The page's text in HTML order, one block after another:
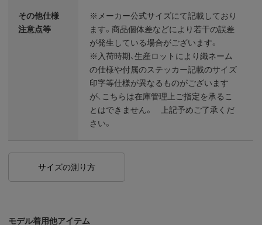
その他仕様
注意点等
※メーカー公式サイズにて記載しており
ます。商品個体差などにより若干の誤差
が発生している場合がございます。
※入荷時期、生産ロットにより織ネーム
の仕様や付属のステッカー記載のサイズ
印字等仕様が異なるものがございます
が、こちらは在庫管理上ご指定を承るこ
とはできません。 上記予めご了承くだ
さい。
サイズの測り方
モデル着用他アイテム